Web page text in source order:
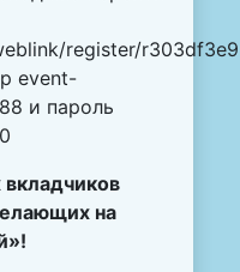
register/
event-
и пароль
на